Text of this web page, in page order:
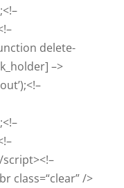
dele­te­
–>
script><!–
class=“clear” />